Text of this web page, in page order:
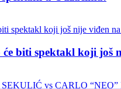
biti spektakl koji još